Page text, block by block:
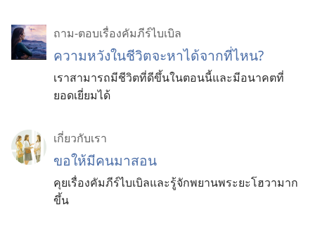
ถาม-ตอบเรื่องคัมภีร์ไบเบิล
ความหวังในชีวิตจะหาได้จากที่ไหน?
เราสามารถมีชีวิตที่ดีขึ้นในตอนนี้และมีอนาคตที่
ยอดเยี่ยมได้
เกี่ยว​กับ​เรา
ขอ​ให้​มี​คน​มา​สอน
คุย​เรื่อง​คัมภีร์​ไบเบิล​และ​รู้จัก​พยาน​พระ​ยะโฮวา​มาก​
ขึ้น